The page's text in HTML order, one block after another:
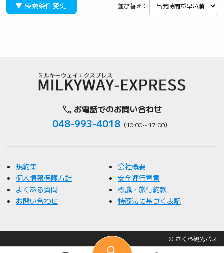
▼ 検索条件変更 並び替え：
お電話でのお問い合わせ
048-993-4018 （10:00～17:00）
規約集
個人情報保護方針
よくある質問
お問い合わせ
会社概要
安全運行宣言
標識・旅行約款
特商法に基づく表記
©️ さくら観光バス